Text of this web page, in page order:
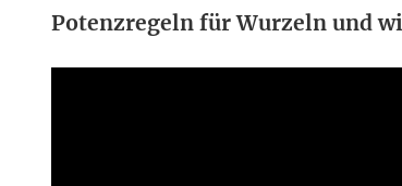
Potenzregeln für Wurzeln und